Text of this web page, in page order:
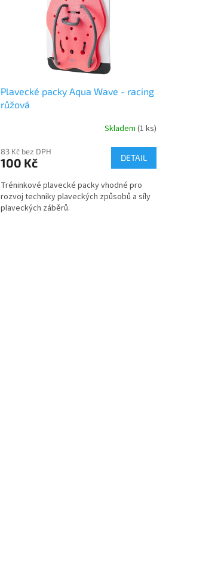
Plavecké packy Aqua Wave - racing
růžová
Skladem (1 ks)
83 Kč bez DPH
100 Kč DETAIL
Tréninkové plavecké packy vhodné pro
rozvoj techniky plaveckých způsobů a síly
plaveckých záběrů.